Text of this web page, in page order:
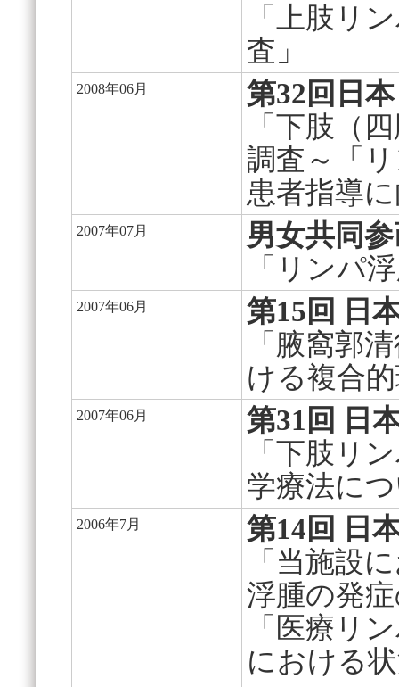
「上肢リ
査」
2008年06月
第32回日
「下肢（
調査～「
患者指導
2007年07月
男女共同
「リンパ
2007年06月
第15回 日
「腋窩郭
ける複合
2007年06月
第31回 日
「下肢リ
学療法に
2006年7月
第14回 日
「当施設
浮腫の発
「医療リ
における